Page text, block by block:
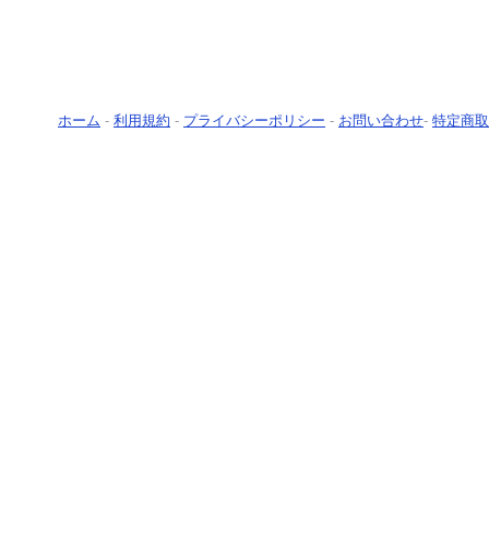
ホーム - 利用規約 - プライバシーポリシー - お問い合わせ- 特定商